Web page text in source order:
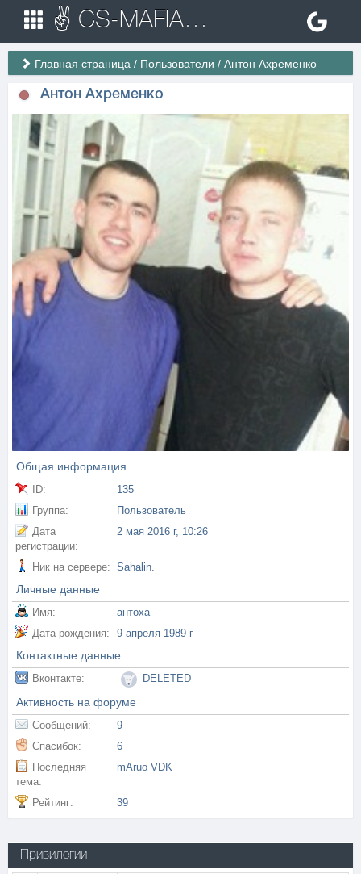
✌ CS-MAFIA.RU ✌ Игровые сервера Counter Strike 1.6
Главная страница / Пользователи / Антон Ахременко
Антон Ахременко
Общая информация
ID:
135
Группа:
Пользователь
Дата
регистрации:
2 мая 2016 г, 10:26
Ник на сервере: Sahalin.
Личные данные
Имя:
антоха
Дата рождения:
9 апреля 1989 г
Контактные данные
Вконтакте: DELETED
Активность на форуме
Сообщений:
9
Спасибок:
6
Последняя
тема:
mAruo VDK
Рейтинг: 39
Привилегии